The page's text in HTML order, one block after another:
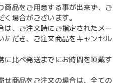
商品をご用意する事が出来ず、ご
場合がございます。
、ご注文時にご指定されたメー
ただき、ご注文商品をキャンセル
に比べ発送までにお時間を頂戴す
せ商品をご注文の場合は、全ての